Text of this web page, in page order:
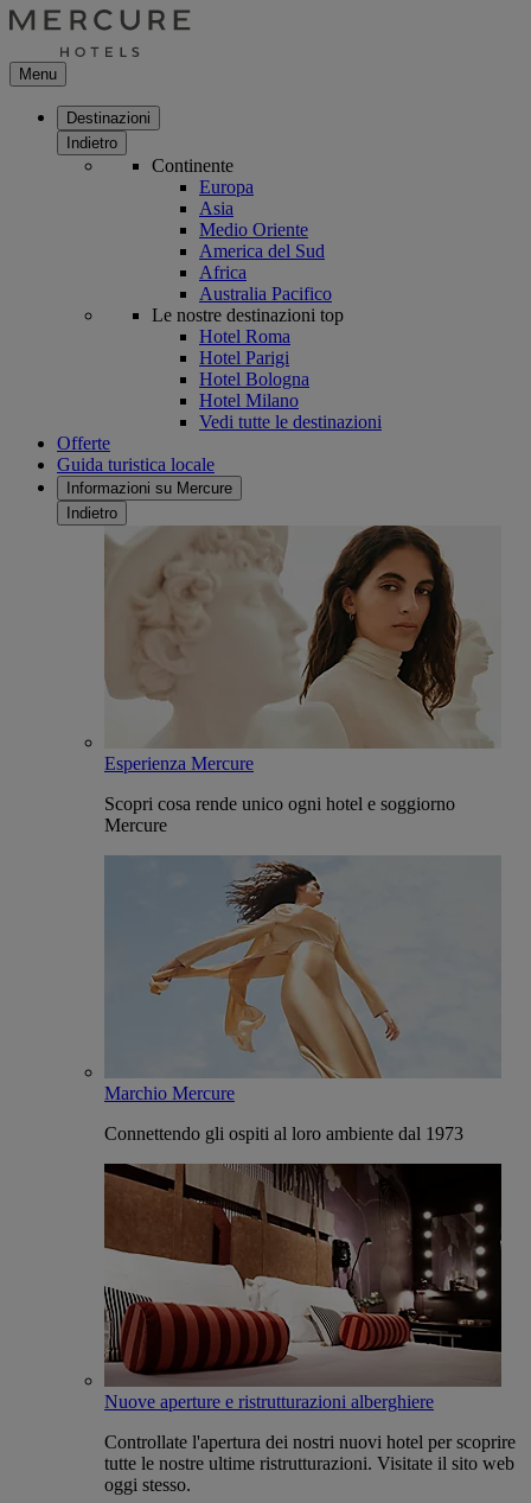
Menu
Destinazioni
Indietro
Continente
Europa
Asia
Medio Oriente
America del Sud
Africa
Australia Pacifico
Le nostre destinazioni top
Hotel Roma
Hotel Parigi
Hotel Bologna
Hotel Milano
Vedi tutte le destinazioni
Offerte
Guida turistica locale
Informazioni su Mercure
Indietro
Esperienza Mercure
Scopri cosa rende unico ogni hotel e soggiorno
Mercure
Marchio Mercure
Connettendo gli ospiti al loro ambiente dal 1973
Nuove aperture e ristrutturazioni alberghiere
Controllate l'apertura dei nostri nuovi hotel per scoprire
tutte le nostre ultime ristrutturazioni. Visitate il sito web
oggi stesso.